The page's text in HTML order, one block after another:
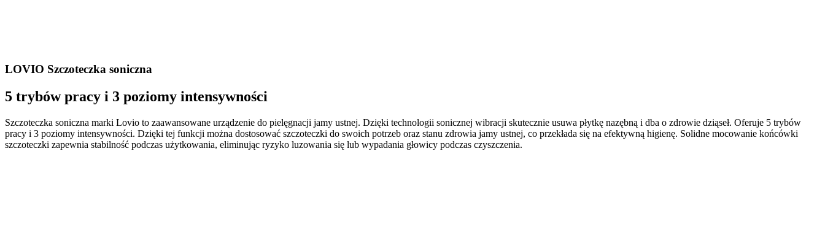
LOVIO Szczoteczka soniczna
5 trybów pracy i 3 poziomy intensywności
Szczoteczka soniczna marki Lovio to zaawansowane urządzenie do pielęgnacji jamy ustnej. Dzięki technologii sonicznej wibracji skutecznie usuwa płytkę nazębną i dba o zdrowie dziąseł. Oferuje 5 trybów
pracy i 3 poziomy intensywności. Dzięki tej funkcji można dostosować szczoteczki do swoich potrzeb oraz stanu zdrowia jamy ustnej, co przekłada się na efektywną higienę. Solidne mocowanie końcówki
szczoteczki zapewnia stabilność podczas użytkowania, eliminując ryzyko luzowania się lub wypadania głowicy podczas czyszczenia.